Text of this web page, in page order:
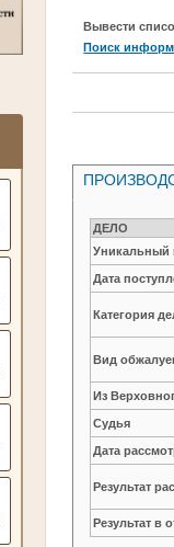
Вывести
Поиск
ДЕЛО
Уникальный
Дата
Категория
Вид
Из
Судья
Дата
Результат
Результат в